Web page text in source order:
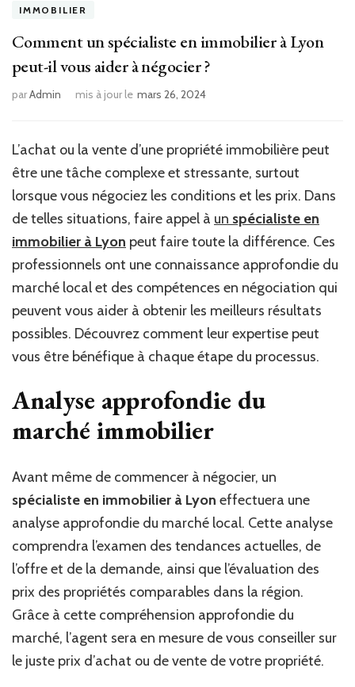
IMMOBILIER
Comment un spécialiste en immobilier à Lyon
peut-il vous aider à négocier ?
parAdmin mis à jour le mars 26, 2024
L’achat ou la vente d’une propriété immobilière peut
être une tâche complexe et stressante, surtout
lorsque vous négociez les conditions et les prix. Dans
de telles situations, faire appel à un spécialiste en
immobilier à Lyon peut faire toute la différence. Ces
professionnels ont une connaissance approfondie du
marché local et des compétences en négociation qui
peuvent vous aider à obtenir les meilleurs résultats
possibles. Découvrez comment leur expertise peut
vous être bénéfique à chaque étape du processus.
Analyse approfondie du
marché immobilier
Avant même de commencer à négocier, un
spécialiste en immobilier à Lyon effectuera une
analyse approfondie du marché local. Cette analyse
comprendra l’examen des tendances actuelles, de
l’offre et de la demande, ainsi que l’évaluation des
prix des propriétés comparables dans la région.
Grâce à cette compréhension approfondie du
marché, l’agent sera en mesure de vous conseiller sur
le juste prix d’achat ou de vente de votre propriété.